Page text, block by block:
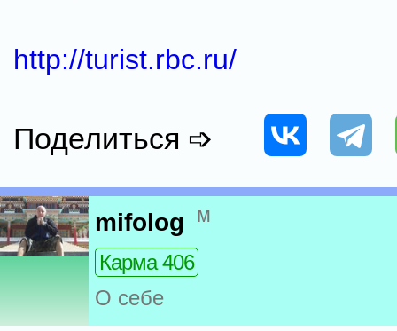
http://turist.rbc.ru/
Поделиться ➩
mifolog м
Карма 406
О себе